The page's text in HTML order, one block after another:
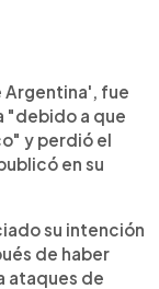
Argentina', fue
"debido a que
y perdió el
en su
su intención
de haber
ataques de